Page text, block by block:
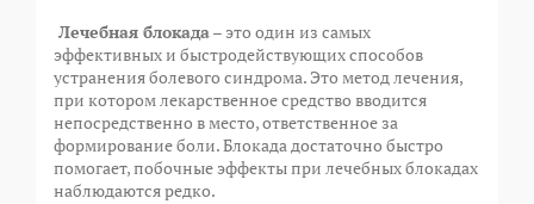
Лечебная блокада– это один из самых
эффективных и быстродействующих способов
устранения болевого синдрома. Это метод лечения,
при котором лекарственное средство вводится
непосредственно в место, ответственное за
формирование боли. Блокада достаточно быстро
помогает, побочные эффекты при лечебных блокадах
наблюдаются редко.